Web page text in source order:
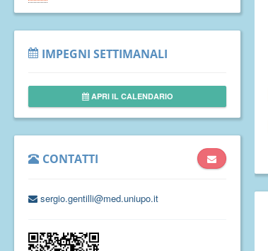
IMPEGNI SETTIMANALI
APRI IL CALENDARIO
CONTATTI
sergio.gentilli@med.uniupo.it